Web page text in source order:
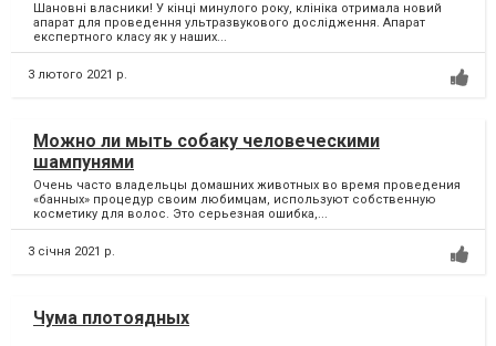
Шановні власники! У кінці минулого року, клініка отримала новий
апарат для проведення ультразвукового дослідження. Апарат
експертного класу як у наших...
3 лютого 2021 р.
Можно ли мыть собаку человеческими
шампунями
Очень часто владельцы домашних животных во время проведения
«банных» процедур своим любимцам, используют собственную
косметику для волос. Это серьезная ошибка,...
3 січня 2021 р.
Чума плотоядных